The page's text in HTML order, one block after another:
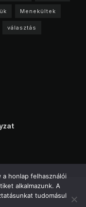
Menekültek
választás
a honlap felhasználói
alkalmazunk. A
tudomásul